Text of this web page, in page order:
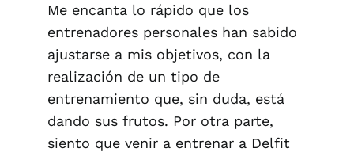
Me encanta lo rápido que los
entrenadores personales han sabido
ajustarse a mis objetivos, con la
realización de un tipo de
entrenamiento que, sin duda, está
dando sus frutos. Por otra parte,
siento que venir a entrenar a Delfit